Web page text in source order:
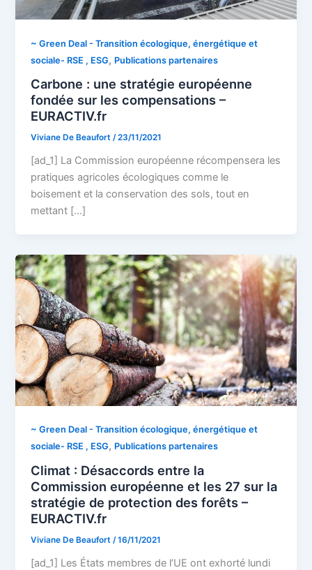
~ Green Deal - Transition écologique, énergétique et
sociale- RSE , ESG, Publications partenaires
Carbone : une stratégie européenne
fondée sur les compensations –
EURACTIV.fr
Viviane De Beaufort/23/11/2021
[ad_1] La Commission européenne récompensera les
pratiques agricoles écologiques comme le
boisement et la conservation des sols, tout en
mettant […]
~ Green Deal - Transition écologique, énergétique et
sociale- RSE , ESG, Publications partenaires
Climat : Désaccords entre la
Commission européenne et les 27 sur la
stratégie de protection des forêts –
EURACTIV.fr
Viviane De Beaufort/16/11/2021
[ad_1] Les États membres de l’UE ont exhorté lundi